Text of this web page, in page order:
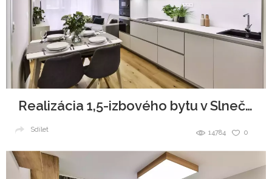
Realizácia 1,5-izbového bytu v Slnečniciach
0
14784
Sdílet